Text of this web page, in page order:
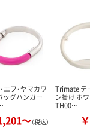
カ
エフ・ヤマカワ
グハンガー
～（税込）
Trimate テ
ン掛け ホ
TH00…